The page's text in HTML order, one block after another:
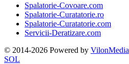
Spalatorie-Covoare.com
Spalatorie-Curatatorie.ro
Spalatorie-Curatatorie.com
Servicii-Deratizare.com
© 2014-2026 Powered by VilonMedia
SOL